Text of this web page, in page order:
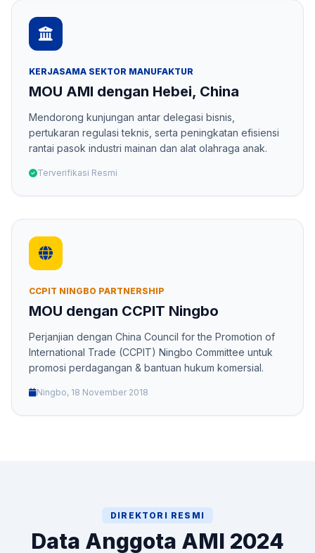
KERJASAMA SEKTOR MANUFAKTUR
MOU AMI dengan Hebei, China
Mendorong kunjungan antar delegasi bisnis,
pertukaran regulasi teknis, serta peningkatan efisiensi
rantai pasok industri mainan dan alat olahraga anak.
Terverifikasi Resmi
CCPIT NINGBO PARTNERSHIP
MOU dengan CCPIT Ningbo
Perjanjian dengan China Council for the Promotion of
International Trade (CCPIT) Ningbo Committee untuk
promosi perdagangan & bantuan hukum komersial.
Ningbo, 18 November 2018
DIREKTORI RESMI
Data Anggota AMI 2024